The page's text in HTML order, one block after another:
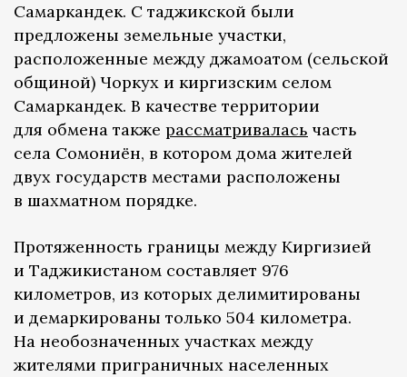
Самаркандек. С таджикской были
предложены земельные участки,
расположенные между джамоатом (сельской
общиной) Чоркух и киргизским селом
Самаркандек. В качестве территории
для обмена также рассматривалась часть
села Сомониён, в котором дома жителей
двух государств местами расположены
в шахматном порядке.
Протяженность границы между Киргизией
и Таджикистаном составляет 976
километров, из которых делимитированы
и демаркированы только 504 километра.
На необозначенных участках между
жителями приграничных населенных